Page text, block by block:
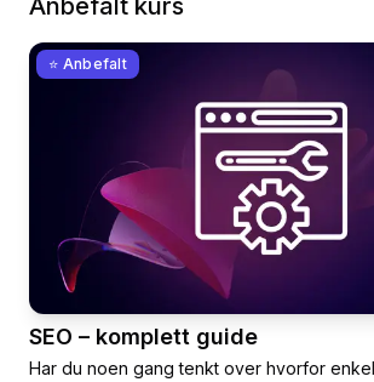
Anbefalt kurs
⭐ Anbefalt
SEO – komplett guide
Har du noen gang tenkt over hvorfor